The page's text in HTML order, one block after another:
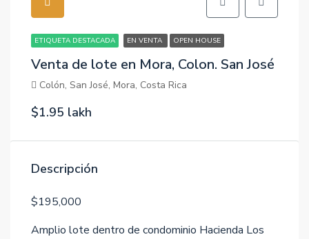
ETIQUETA DESTACADA EN VENTA OPEN HOUSE
Venta de lote en Mora, Colon. San José
Colón, San José, Mora, Costa Rica
$1.95 lakh
Descripción
$195,000
Amplio lote dentro de condominio Hacienda Los